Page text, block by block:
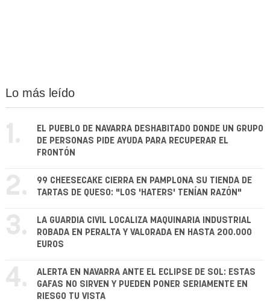
Lo más leído
1.
EL PUEBLO DE NAVARRA DESHABITADO DONDE UN GRUPO
DE PERSONAS PIDE AYUDA PARA RECUPERAR EL
FRONTÓN
2.
99 CHEESECAKE CIERRA EN PAMPLONA SU TIENDA DE
TARTAS DE QUESO: "LOS 'HATERS' TENÍAN RAZÓN"
3.
LA GUARDIA CIVIL LOCALIZA MAQUINARIA INDUSTRIAL
ROBADA EN PERALTA Y VALORADA EN HASTA 200.000
EUROS
4.
ALERTA EN NAVARRA ANTE EL ECLIPSE DE SOL: ESTAS
GAFAS NO SIRVEN Y PUEDEN PONER SERIAMENTE EN
RIESGO TU VISTA